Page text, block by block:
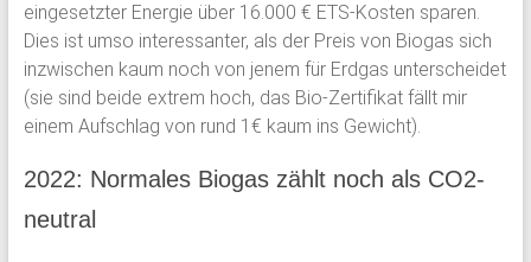
eingesetzter Energie über 16.000 € ETS-Kosten sparen.
Dies ist umso interessanter, als der Preis von Biogas sich
inzwischen kaum noch von jenem für Erdgas unterscheidet
(sie sind beide extrem hoch, das Bio-Zertifikat fällt mir
einem Aufschlag von rund 1€ kaum ins Gewicht).
2022: Normales Biogas zählt noch als CO2-
neutral